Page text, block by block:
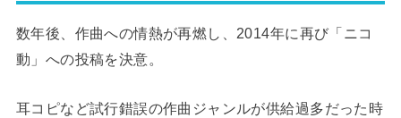
数年後、作曲への情熱が再燃し、2014年に再び「ニコ
動」への投稿を決意。
耳コピなど試行錯誤の作曲ジャンルが供給過多だった時